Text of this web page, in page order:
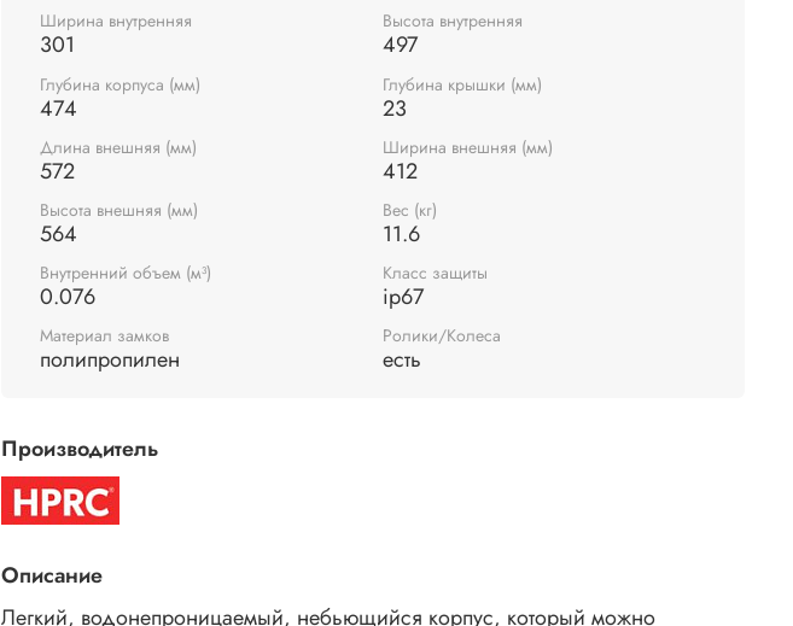
Ширина внутренняя
301
Высота внутренняя
497
Глубина корпуса (мм)
474
Глубина крышки (мм)
23
Длина внешняя (мм)
572
Ширина внешняя (мм)
412
Высота внешняя (мм)
564
Вес (кг)
11.6
Внутренний объем (м³)
0.076
Класс защиты
ip67
Материал замков
полипропилен
Ролики/Колеса
есть
Производитель
Описание
Легкий, водонепроницаемый, небьющийся корпус, который можно